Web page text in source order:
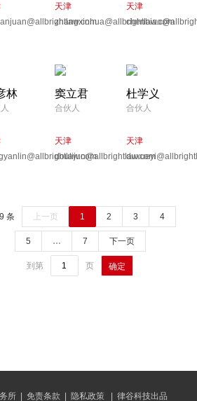
天津
zhangxinhua@allbrightlaw.com
天津
林 窦立君
合伙人
天津
doulijun@allbrightlaw.com
杜学义
合伙人
天津
条 上一页 1 2 3 4
5 … 7 下一页
到第 页 确定
所 免责条款 隐私政策 律谷科技出品